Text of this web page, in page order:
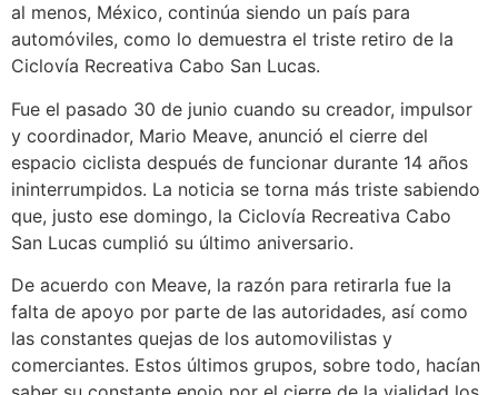
al menos, México, continúa siendo un país para
automóviles, como lo demuestra el triste retiro de la
Ciclovía Recreativa Cabo San Lucas.
Fue el pasado 30 de junio cuando su creador, impulsor
y coordinador, Mario Meave, anunció el cierre del
espacio ciclista después de funcionar durante 14 años
ininterrumpidos. La noticia se torna más triste sabiendo
que, justo ese domingo, la Ciclovía Recreativa Cabo
San Lucas cumplió su último aniversario.
De acuerdo con Meave, la razón para retirarla fue la
falta de apoyo por parte de las autoridades, así como
las constantes quejas de los automovilistas y
comerciantes. Estos últimos grupos, sobre todo, hacían